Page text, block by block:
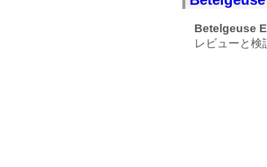
Betelgeuse
レビューと検